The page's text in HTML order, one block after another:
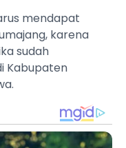
mendapat
karena
sudah
Kabupaten